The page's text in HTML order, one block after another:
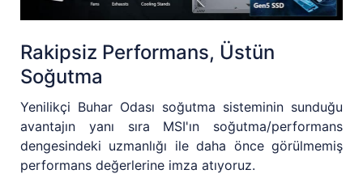
Rakipsiz Performans, Üstün
Soğutma
Yenilikçi Buhar Odası soğutma sisteminin sunduğu
avantajın yanı sıra MSI'ın soğutma/performans
dengesindeki uzmanlığı ile daha önce görülmemiş
performans değerlerine imza atıyoruz.